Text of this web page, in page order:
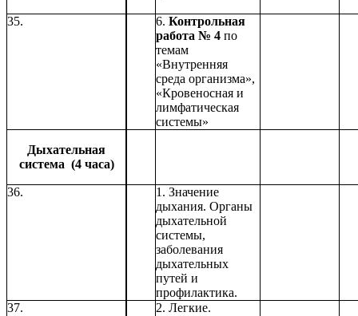
35. 6. Контрольная
работа № 4 по
темам
«Внутренняя
среда организма»,
«Кровеносная и
лимфатическая
системы»
Дыхательная
система (4 часа)
36.
1. Значение
дыхания. Органы
дыхательной
системы,
заболевания
дыхательных
путей и
профилактика.
37.
2. Легкие.